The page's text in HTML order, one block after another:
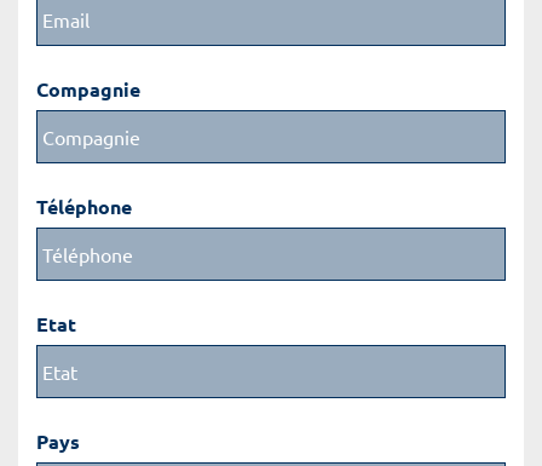
Compagnie
Téléphone
Etat
Pays